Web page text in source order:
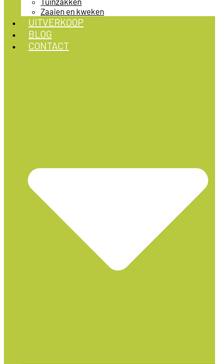
Zaaien en kweken
UITVERKOOP
BLOG
CONTACT